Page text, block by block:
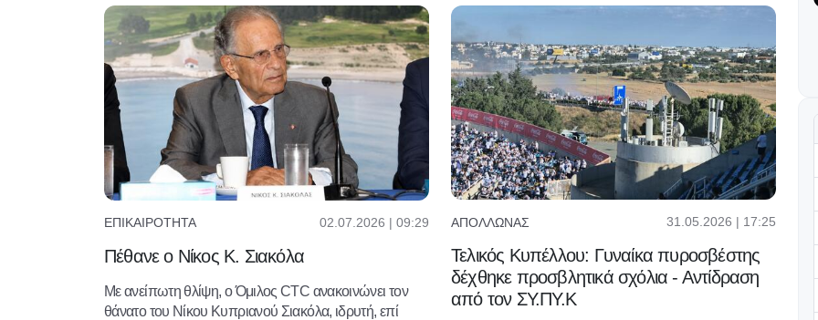
ΕΠΙΚΑΙΡΌΤΗΤΑ 02.07.2026 | 09:29
Πέθανε ο Νίκος Κ. Σιακόλα
Με ανείπωτη θλίψη, ο Όμιλος CTC ανακοινώνει τον
θάνατο του Νίκου Κυπριανού Σιακόλα, ιδρυτή, επί
ΑΠΟΛΛΩΝΑΣ 31.05.2026 | 17:25
Τελικός Κυπέλλου: Γυναίκα πυροσβέστης
δέχθηκε προσβλητικά σχόλια - Αντίδραση
από τον ΣΥ.ΠΥ.Κ